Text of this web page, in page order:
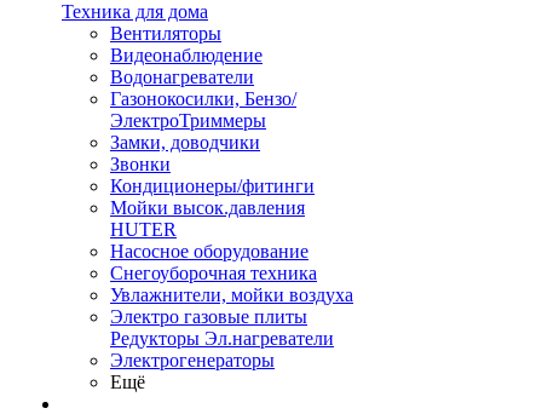
Техника для дома
Вентиляторы
Видеонаблюдение
Водонагреватели
Газонокосилки, Бензо/
ЭлектроТриммеры
Замки, доводчики
Звонки
Кондиционеры/фитинги
Мойки высок.давления
HUTER
Насосное оборудование
Снегоуборочная техника
Увлажнители, мойки воздуха
Электро газовые плиты
Редукторы Эл.нагреватели
Электрогенераторы
Ещё